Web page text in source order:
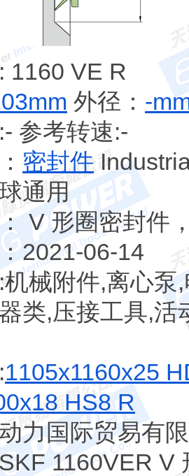
1160 VE R
外径： -
参考转速:-
密封件
通用
V 形圈密封件
2021-06-14
械附件,离心
类,压接工具,
1105x1160x25
HS8 R
力国际贸易有
1160VER V